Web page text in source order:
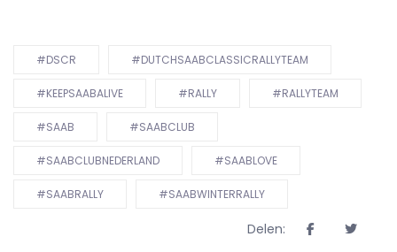
#DSCR #DUTCHSAABCLASSICRALLYTEAM
#KEEPSAABALIVE #RALLY #RALLYTEAM
#SAAB #SAABCLUB
#SAABCLUBNEDERLAND #SAABLOVE
#SAABRALLY #SAABWINTERRALLY
Delen: